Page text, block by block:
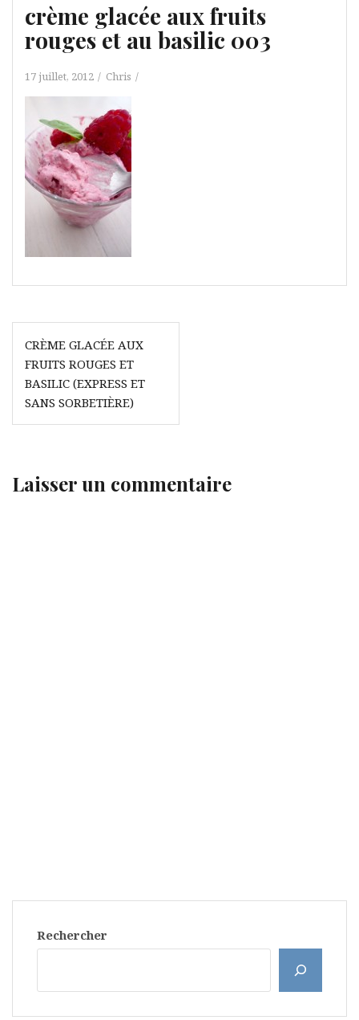
crème glacée aux fruits
rouges et au basilic 003
17 juillet, 2012 Chris
Navigation
de
l’article
CRÈME GLACÉE AUX
FRUITS ROUGES ET
BASILIC (EXPRESS ET
SANS SORBETIÈRE)
Laisser un commentaire
Rechercher